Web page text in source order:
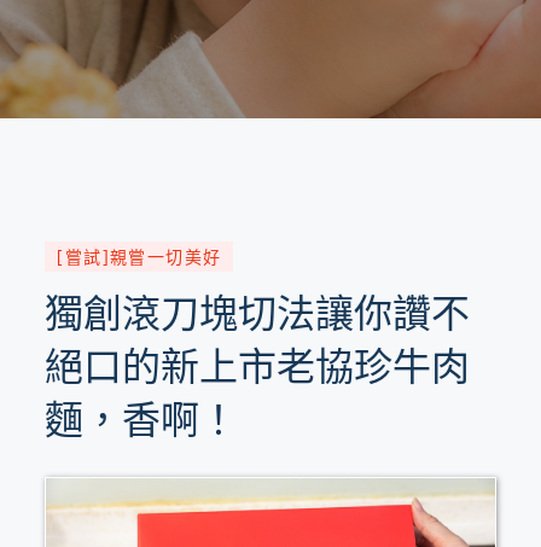
[嘗試]親嘗一切美好
獨創滾刀塊切法讓你讚不
絕口的新上市老協珍牛肉
麵，香啊！